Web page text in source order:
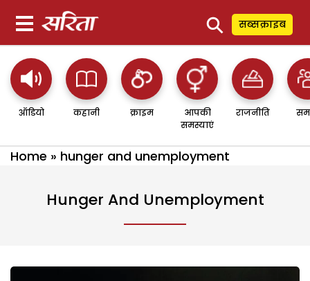
⚲ सब्सक्राइब
ऑडियो कहानी क्राइम
आपकी
समस्याएं
राजनीति
Home » hunger and unemployment
Hunger And Unemployment